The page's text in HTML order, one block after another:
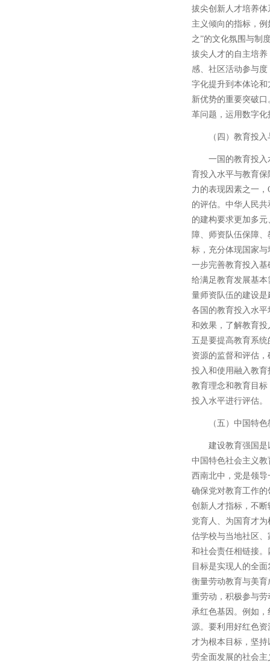
拔尖创新人才培养
主义倾向的指标，
之”的文化氛围与制
拔尖人才的自主培
感、社区活动参与
字化提升到本体论
新优势的重要突破
革问题，运用数字
（四）教育投
一国的教育投
育投入水平与教育
力的表现因素之一
的评估。中华人民
的建构要求更加多
障、师资队伍保障
标，充分体现国家
一步完善教育投入
给满足教育发展基
量师资队伍的建设
各国的教育投入水
和效果，了解教育
五是要提高教育系
资源的监督和评估
投入和使用融入教
教育理念和教育目
投入水平进行评估。
（五）中国特
建设教育强国
中国特色社会主义
西南北中，党是领
确保党对教育工作
创新人才指标，不
党育人、为国育才
估学校与当地社区
和社会责任相链接
目标是实现人的全
衡量劳动教育与美
重劳动，积极参与
承红色基因。例如
源。要利用好红色
才为根本目标，坚
劳全面发展的社会